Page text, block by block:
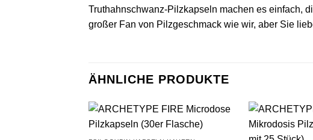
Truthahnschwanz-Pilzkapseln machen es einfach,
großer Fan von Pilzgeschmack wie wir, aber Sie
ÄHNLICHE PRODUKTE